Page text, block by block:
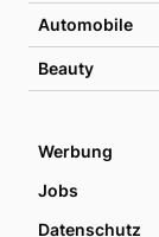
Automobile
Beauty
Werbung
Jobs
Datenschutz